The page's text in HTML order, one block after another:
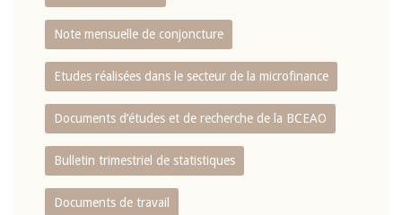
Note mensuelle de conjoncture
Etudes réalisées dans le secteur de la microfinance
Documents d’études et de recherche de la BCEAO
Bulletin trimestriel de statistiques
Documents de travail